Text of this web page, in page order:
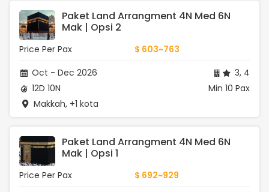
Paket Land Arrangment 4N Med 6N
Mak | Opsi 2
Price Per Pax
$ 603~763
Oct - Dec 2026
12D 10N
3, 4
Min 10 Pax
Makkah, +1 kota
Paket Land Arrangment 4N Med 6N
Mak | Opsi 1
Price Per Pax
$ 692~929